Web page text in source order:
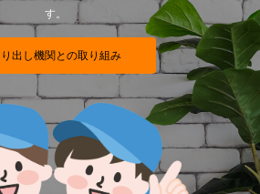
す。
出し機関との取り組み